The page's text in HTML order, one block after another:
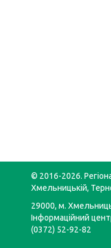
© 2016-2026.
Хмельницькій,
29000, м.
Інформаційний
(0372) 52-92-82